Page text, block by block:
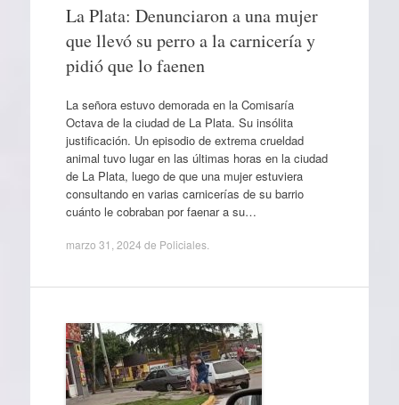
La Plata: Denunciaron a una mujer
que llevó su perro a la carnicería y
pidió que lo faenen
La señora estuvo demorada en la Comisaría
Octava de la ciudad de La Plata. Su insólita
justificación. Un episodio de extrema crueldad
animal tuvo lugar en las últimas horas en la ciudad
de La Plata, luego de que una mujer estuviera
consultando en varias carnicerías de su barrio
cuánto le cobraban por faenar a su…
marzo 31, 2024 de Policiales.